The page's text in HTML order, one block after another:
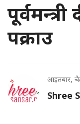
पक्राउ
आइतबार,
Shree